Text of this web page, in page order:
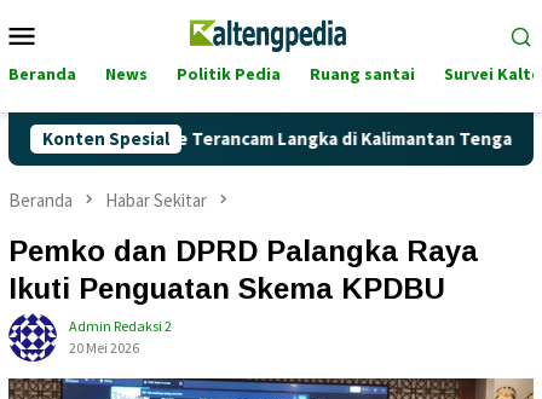
ke
Mobile
Beranda News Politik Pedia Ruang santai Survei
Konten Spesial
Pertalite Terancam Langka di Kalimantan Tengah?
Beranda Habar Sekitar
Pemko dan DPRD Palangka Raya
Ikuti Penguatan Skema KPDBU
Admin Redaksi 2
20 Mei 2026